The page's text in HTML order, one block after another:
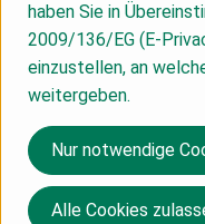
Herkunft
haben Sie in
2009/136/EG (E-
einzustellen, an
weitergeben.
Nur notwendige
Alle Cookies